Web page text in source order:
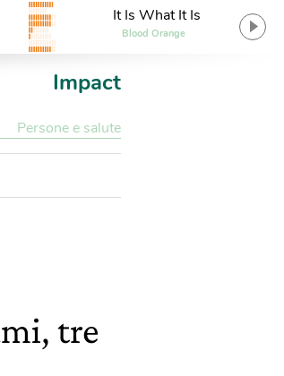
It Is What It Is
Blood Orange
Impact
Persone e salute
tre